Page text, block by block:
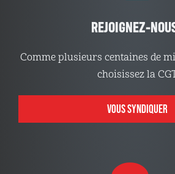
REJOIGNEZ-
Comme plusieurs centaines de
choisissez la
VOUS SYNDIQUER